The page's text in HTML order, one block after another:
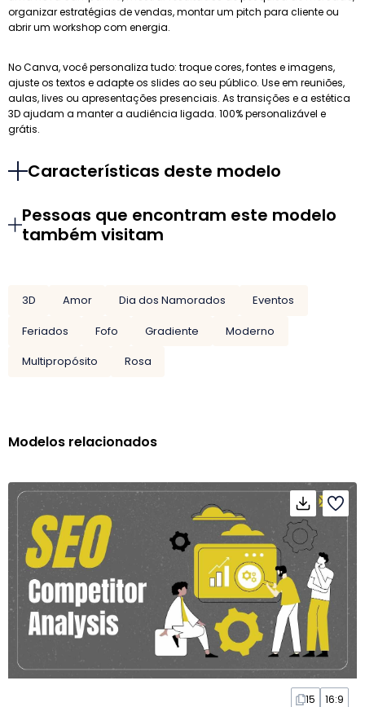
organizar estratégias de vendas, montar um pitch para cliente ou
abrir um workshop com energia.
No Canva, você personaliza tudo: troque cores, fontes e imagens,
ajuste os textos e adapte os slides ao seu público. Use em reuniões,
aulas, lives ou apresentações presenciais. As transições e a estética
3D ajudam a manter a audiência ligada. 100% personalizável e
grátis.
Características deste modelo
Pessoas que encontram este modelo
também visitam
3D Amor Dia dos Namorados
Eventos
Feriados
Fofo Gradiente
Moderno
Multipropósito
Rosa
Modelos relacionados
15 16:9